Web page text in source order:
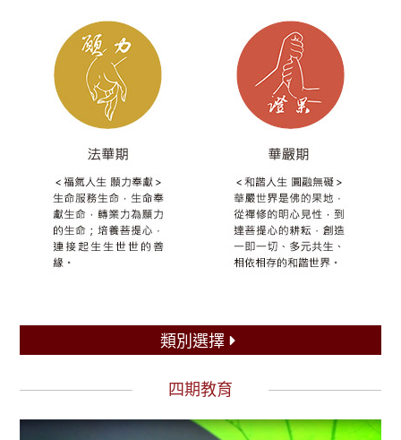
四期教育
宗師教育觀
類別選擇